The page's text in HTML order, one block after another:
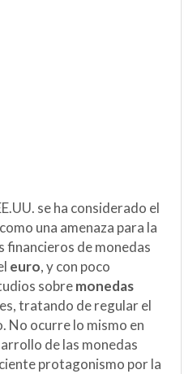
se ha considerado el
una amenaza para la
financieros de monedas
euro, y con poco
sobremonedas
tratando de regular el
No ocurre lo mismo en
de las monedas
protagonismo por la